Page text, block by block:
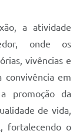
a atividade
onde os
vivências e
convivência em
promoção da
de vida,
fortalecendo o